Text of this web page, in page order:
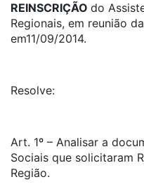
REINSCRIÇÃO do
Regionais, em reunião
em11/09/2014.
Resolve:
Art. 1º – Analisar a
Sociais que solicitaram
Região.